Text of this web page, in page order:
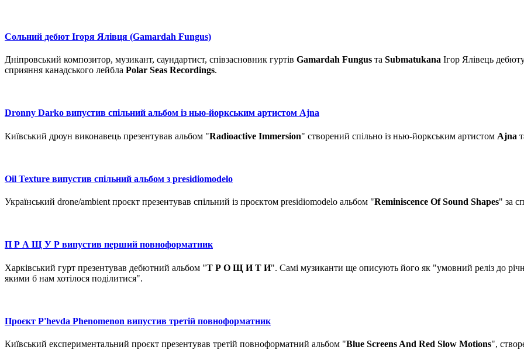
Сольний дебют Ігоря Ялівця (Gamardah Fungus)
Дніпровський композитор, музикант, саундартист, співзасновник гуртів Gamardah Fungus та Submatukana Ігор Ялівець
сприяння канадського лейбла Polar Seas Recordings.
Dronny Darko випустив спільний альбом із нью-йоркським артистом Ajna
Київський дроун виконавець презентував альбом "Radioactive Immersion" створений спільно із нью-йоркським артистом Ajna
Oil Texture випустив спільний альбом з presidiomodelo
Український drone/ambient проєкт презентував спільний із проєктом presidiomodelo альбом "Reminiscence Of Sound Shapes" за
П Р А Щ У Р випустив перший повноформатник
Харківський гурт презентував дебютний альбом "Т Р О Щ И Т И". Самі музиканти ще описують його як "умовний реліз до
якими б нам хотілося поділитися".
Проєкт P'hevda Phenomenon випустив третій повноформатник
Київський експериментальний проєкт презентував третій повноформатний альбом "Blue Screens And Red Slow Motions",